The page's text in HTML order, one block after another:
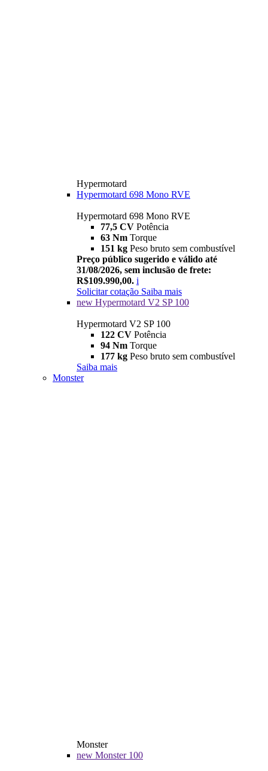
Hypermotard
Hypermotard 698 Mono RVE
Hypermotard 698 Mono RVE
77,5 CV Potência
63 Nm Torque
151 kg Peso bruto sem combustível
Preço público sugerido e válido até
31/08/2026, sem inclusão de frete:
R$109.990,00. i
Solicitar cotação Saiba mais
new Hypermotard V2 SP 100
Hypermotard V2 SP 100
122 CV Potência
94 Nm Torque
177 kg Peso bruto sem combustível
Saiba mais
Monster
Monster
new Monster 100